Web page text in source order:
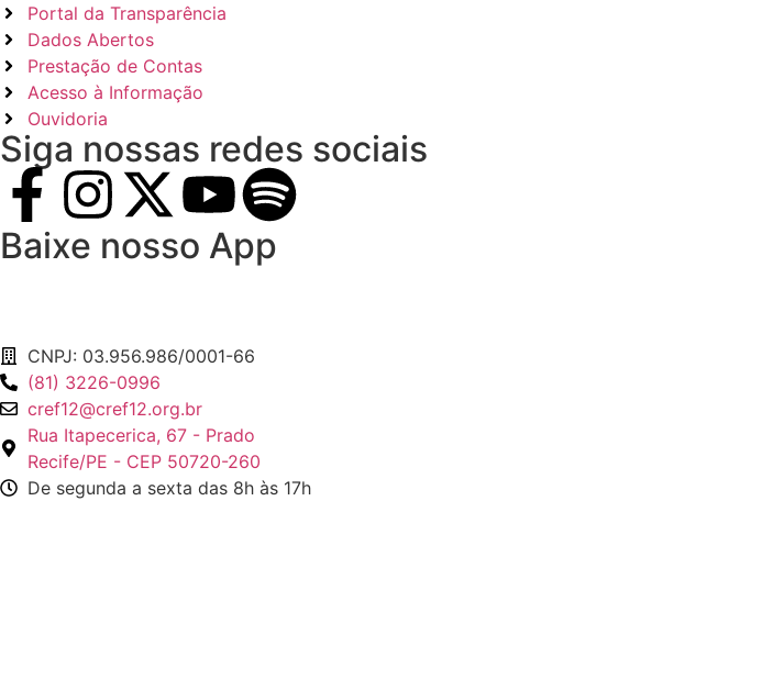
Portal da Transparência
Dados Abertos
Prestação de Contas
Acesso à Informação
Ouvidoria
Siga nossas redes sociais
Baixe nosso App
CNPJ: 03.956.986/0001-66
(81) 3226-0996
cref12@cref12.org.br
Rua Itapecerica, 67 - Prado
Recife/PE - CEP 50720-260
De segunda a sexta das 8h às 17h